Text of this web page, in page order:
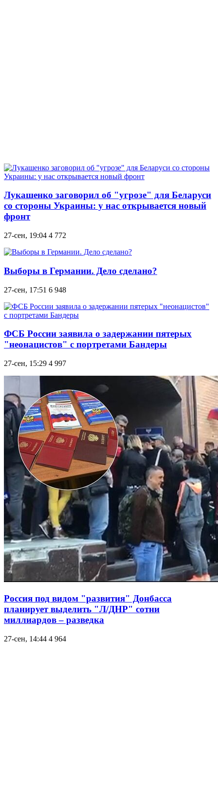
Лукашенко заговорил об "угрозе" для Беларуси
со стороны Украины: у нас открывается новый
фронт
27-сен, 19:04 4 772
Выборы в Германии. Дело сделано?
27-сен, 17:51 6 948
ФСБ России заявила о задержании пятерых
"неонацистов" с портретами Бандеры
27-сен, 15:29 4 997
Россия под видом "развития" Донбасса
планирует выделить "Л/ДНР" сотни
миллиардов – разведка
27-сен, 14:44 4 964